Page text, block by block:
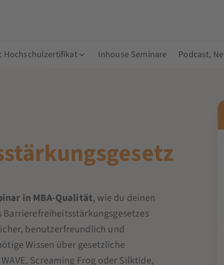
Hochschulzertifikat Inhouse Seminare Podcast,
in MBA-Qualität, wie du deinen
benutzerfreundlich und
Wissen über gesetzliche
Screaming Frog oder Silktide,